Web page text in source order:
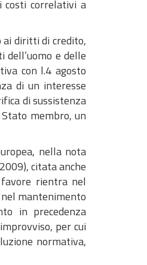
costi correlativi a
ai diritti di credito,
e delle
con l.4 agosto
di un interesse
di sussistenza
membro, un
nella nota
citata anche
rientra nel
mantenimento
in precedenza
per cui
normativa,